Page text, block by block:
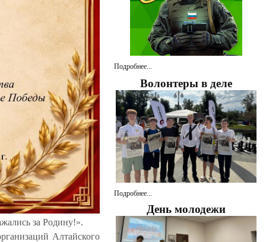
за Родину!».
Алтайского
Подробнее...
Волонтеры в деле
Подробнее...
День молодежи